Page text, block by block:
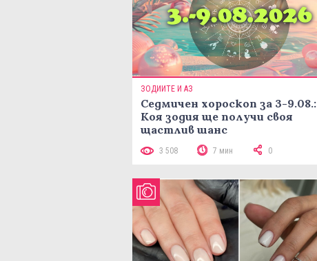
ЗОДИИТЕ И АЗ
Седмичен хороскоп за 3-9.08.:
Коя зодия ще получи своя
щастлив шанс
3 508 7 мин 0